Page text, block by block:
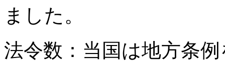
ました。
法令数：当国は地方条